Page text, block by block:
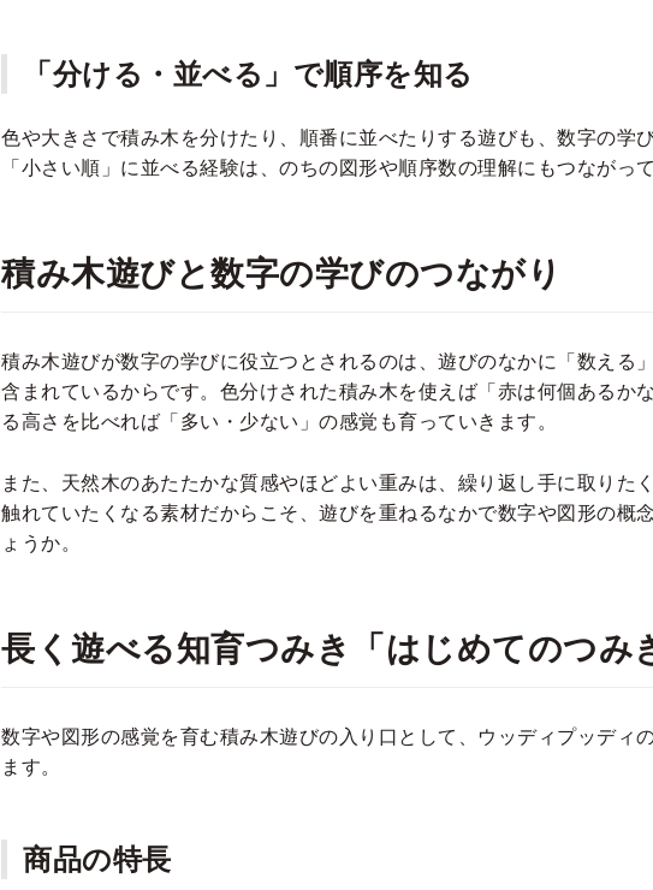
「分ける・並べる」で順序を知る
色や大きさで積み木を分けたり、順番に並べたりする遊びも、数字の学
「小さい順」に並べる経験は、のちの図形や順序数の理解にもつながっ
積み木遊びと数字の学びのつながり
積み木遊びが数字の学びに役立つとされるのは、遊びのなかに「数える
含まれているからです。色分けされた積み木を使えば「赤は何個あるか
る高さを比べれば「多い・少ない」の感覚も育っていきます。
また、天然木のあたたかな質感やほどよい重みは、繰り返し手に取りた
触れていたくなる素材だからこそ、遊びを重ねるなかで数字や図形の概
ょうか。
長く遊べる知育つみき「はじめてのつみ
数字や図形の感覚を育む積み木遊びの入り口として、ウッディプッディ
ます。
商品の特長